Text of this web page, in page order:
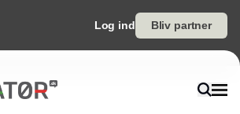
Log ind Bliv partner